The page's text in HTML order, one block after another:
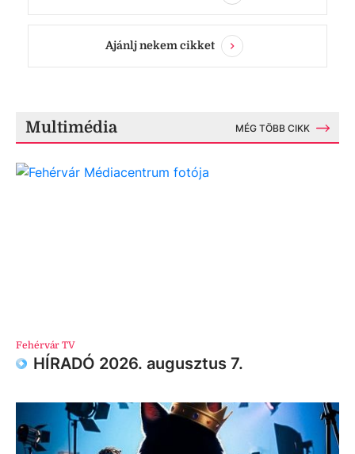
Ajánlj nekem cikket
Multimédia MÉG TÖBB CIKK
Fehérvár TV
HÍRADÓ 2026. augusztus 7.